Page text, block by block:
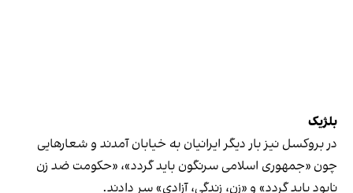
بلژیک
در بروکسل نیز بار دیگر ایرانیان به خیابان آمدند و شعارهایی
چون «جمهوری اسلامی سرنگون باید گردد»، «حکومت ضد زن
نابود باید گردد» و «زن، زندگی، آزادی» سر دادند.